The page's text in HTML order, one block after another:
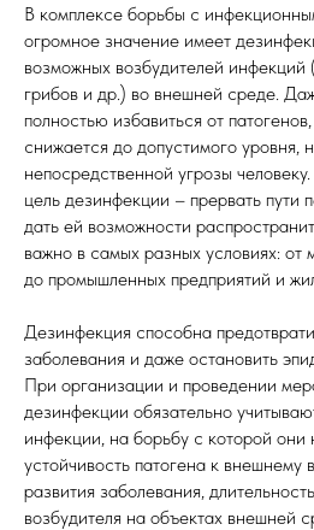
В комплексе борьбы с
огромное значение имеет
возможных возбудителей инфекций
грибов и др.) во внешней среде.
полностью избавиться от
снижается до допустимого уровня,
непосредственной угрозы
цель дезинфекции – прервать пути
дать ей возможности
важно в самых разных условиях: от
до промышленных предприятий и
Дезинфекция способна
заболевания и даже остановить
При организации и проведении
дезинфекции обязательно
инфекции, на борьбу с которой они
устойчивость патогена к внешнему
развития заболевания,
возбудителя на объектах внешней